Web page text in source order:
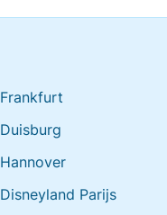
Frankfurt
Duisburg
Hannover
Disneyland Parijs